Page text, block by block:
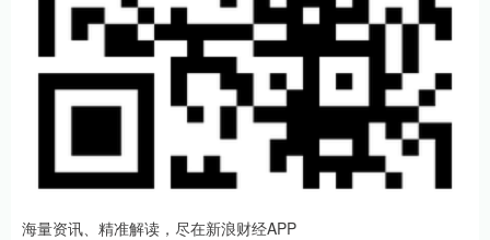
海量资讯、精准解读，尽在新浪财经APP